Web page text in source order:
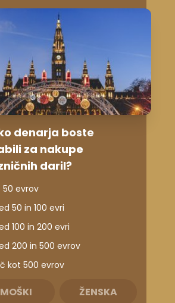
denarja boste
za nakupe
daril?
50 evrov
50 in 100 evri
100 in 200 evri
200 in 500 evrov
kot 500 evrov
MOŠKI ŽENSKA